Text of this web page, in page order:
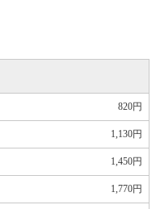
820円
1,130円
1,450円
1,770円